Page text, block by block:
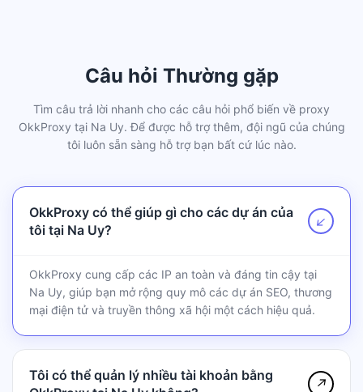
Câu hỏi Thường gặp
Tìm câu trả lời nhanh cho các câu hỏi phổ biến về proxy
OkkProxy tại Na Uy. Để được hỗ trợ thêm, đội ngũ của chúng
tôi luôn sẵn sàng hỗ trợ bạn bất cứ lúc nào.
OkkProxy có thể giúp gì cho các dự án của
tôi tại Na Uy?
↗
OkkProxy cung cấp các IP an toàn và đáng tin cậy tại
Na Uy, giúp bạn mở rộng quy mô các dự án SEO, thương
mại điện tử và truyền thông xã hội một cách hiệu quả.
Tôi có thể quản lý nhiều tài khoản bằng
↗